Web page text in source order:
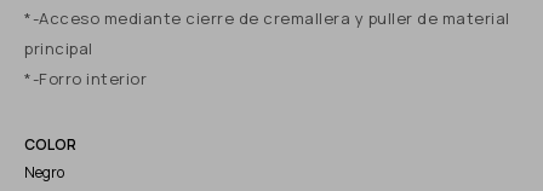
*-Acceso mediante cierre de cremallera y puller de material
principal
*-Forro interior
COLOR
Negro